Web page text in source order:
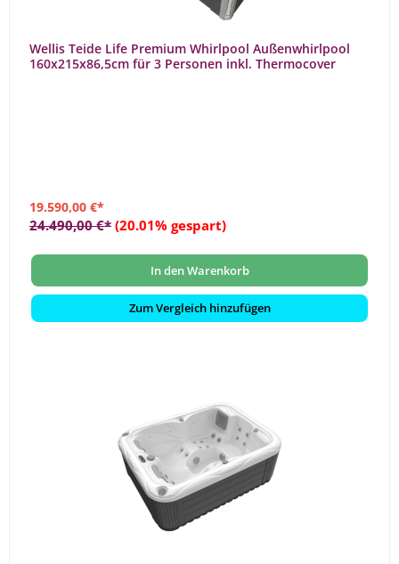
Wellis Teide Life Premium Whirlpool Außenwhirlpool
160x215x86,5cm für 3 Personen inkl. Thermocover
19.590,00 €*
24.490,00 €* (20.01% gespart)
In den Warenkorb
Zum Vergleich hinzufügen